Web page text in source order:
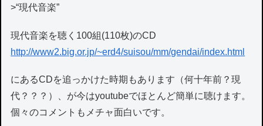
>“現代音楽”
現代音楽を聴く100組(110枚)のCD
http://www2.big.or.jp/~erd4/suisou/mm/gendai/index.html
にあるCDを追っかけた時期もあります（何十年前？現
代？？？）、が今はyoutubeでほとんど簡単に聴けます。
個々のコメントもメチャ面白いです。